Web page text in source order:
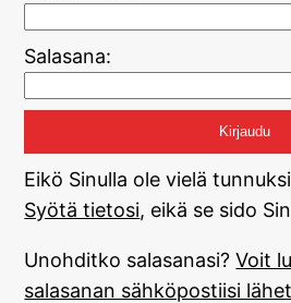
Salasana:
Eikö Sinulla ole vielä
Syötä tietosi, eikä se sido
Unohditko salasanasi?Voit
salasanan sähköpostiisi